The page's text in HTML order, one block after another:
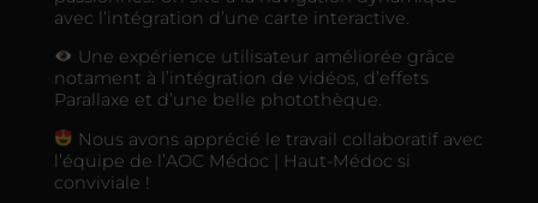
avec l’intégration d’une carte interactive.
Une expérience utilisateur améliorée grâce
notament à l’intégration de vidéos, d’effets
Parallaxe et d’une belle photothèque.
Nous avons apprécié le travail collaboratif avec
l’équipe de l’AOC Médoc | Haut-Médoc si
conviviale !